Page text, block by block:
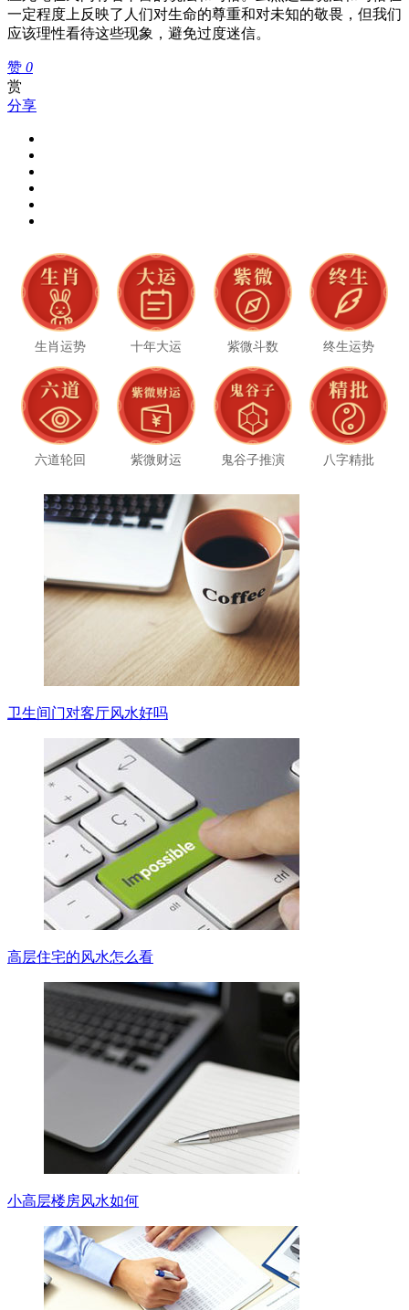
一定程度上反映了人们对生命的尊重和对未知的敬畏，但我们
应该理性看待这些现象，避免过度迷信。
赞 0
赏
分享
生肖运势 十年大运 紫微斗数 终生运势
六道轮回 紫微财运 鬼谷子推演 八字精批
卫生间门对客厅风水好吗
高层住宅的风水怎么看
小高层楼房风水如何